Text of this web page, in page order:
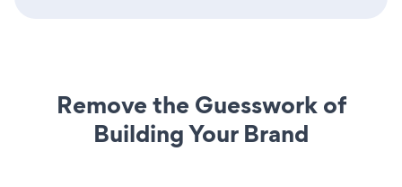
Remove the Guesswork of
Building Your Brand